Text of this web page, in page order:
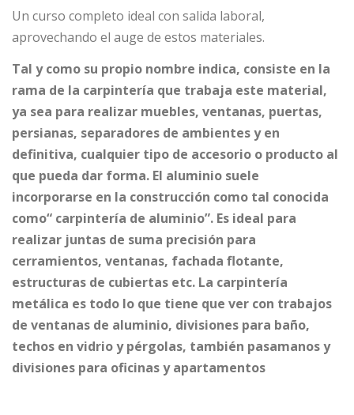
Un curso completo ideal con salida laboral,
aprovechando el auge de estos materiales.
Tal y como su propio nombre indica, consiste en la
rama de la carpintería que trabaja este material,
ya sea para realizar muebles, ventanas, puertas,
persianas, separadores de ambientes y en
definitiva, cualquier tipo de accesorio o producto al
que pueda dar forma. El aluminio suele
incorporarse en la construcción como tal conocida
como“ carpintería de aluminio”. Es ideal para
realizar juntas de suma precisión para
cerramientos, ventanas, fachada flotante,
estructuras de cubiertas etc. La carpintería
metálica es todo lo que tiene que ver con trabajos
de ventanas de aluminio, divisiones para baño,
techos en vidrio y pérgolas, también pasamanos y
divisiones para oficinas y apartamentos